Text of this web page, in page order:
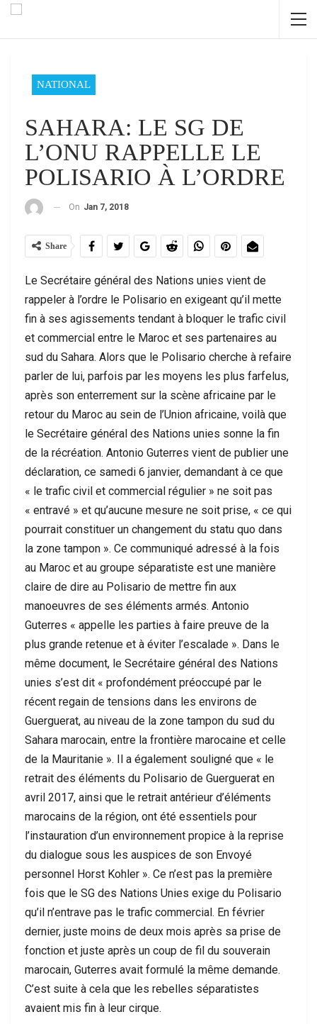
NATIONAL
SAHARA: LE SG DE
L’ONU RAPPELLE LE
POLISARIO À L’ORDRE
On Jan 7, 2018
Share
Le Secrétaire général des Nations unies vient de
rappeler à l’ordre le Polisario en exigeant qu’il mette
fin à ses agissements tendant à bloquer le trafic civil
et commercial entre le Maroc et ses partenaires au
sud du Sahara. Alors que le Polisario cherche à refaire
parler de lui, parfois par les moyens les plus farfelus,
après son enterrement sur la scène africaine par le
retour du Maroc au sein de l’Union africaine, voilà que
le Secrétaire général des Nations unies sonne la fin
de la récréation. Antonio Guterres vient de publier une
déclaration, ce samedi 6 janvier, demandant à ce que
« le trafic civil et commercial régulier » ne soit pas
« entravé » et qu’aucune mesure ne soit prise, « ce qui
pourrait constituer un changement du statu quo dans
la zone tampon ». Ce communiqué adressé à la fois
au Maroc et au groupe séparatiste est une manière
claire de dire au Polisario de mettre fin aux
manoeuvres de ses éléments armés. Antonio
Guterres « appelle les parties à faire preuve de la
plus grande retenue et à éviter l’escalade ». Dans le
même document, le Secrétaire général des Nations
unies s’est dit « profondément préoccupé par le
récent regain de tensions dans les environs de
Guerguerat, au niveau de la zone tampon du sud du
Sahara marocain, entre la frontière marocaine et celle
de la Mauritanie ». Il a également souligné que « le
retrait des éléments du Polisario de Guerguerat en
avril 2017, ainsi que le retrait antérieur d’éléments
marocains de la région, ont été essentiels pour
l’instauration d’un environnement propice à la reprise
du dialogue sous les auspices de son Envoyé
personnel Horst Kohler ». Ce n’est pas la première
fois que le SG des Nations Unies exige du Polisario
qu’il n’entrave pas le trafic commercial. En février
dernier, juste moins de deux mois après sa prise de
fonction et juste après un coup de fil du souverain
marocain, Guterres avait formulé la même demande.
C’est suite à cela que les rebelles séparatistes
avaient mis fin à leur cirque.